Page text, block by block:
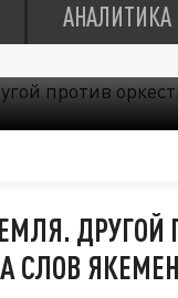
АНАЛИТИКА
ДРУГОЙ
СЛОВ